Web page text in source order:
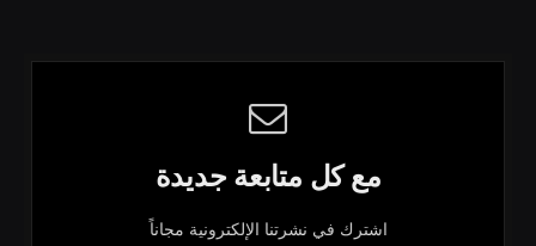
مع كل متابعة جديدة
اشترك في نشرتنا الإلكترونية مجاناً